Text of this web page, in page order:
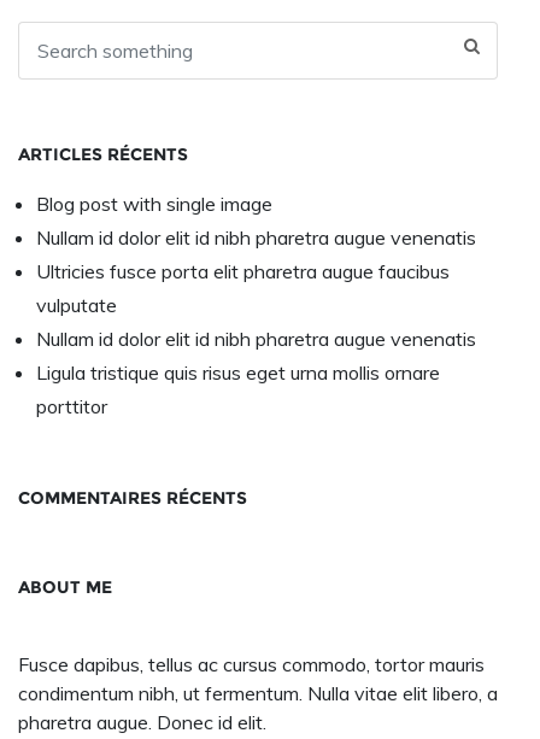
ARTICLES RÉCENTS
Blog post with single image
Nullam id dolor elit id nibh pharetra augue venenatis
Ultricies fusce porta elit pharetra augue faucibus
vulputate
Nullam id dolor elit id nibh pharetra augue venenatis
Ligula tristique quis risus eget urna mollis ornare
porttitor
COMMENTAIRES RÉCENTS
ABOUT ME
Fusce dapibus, tellus ac cursus commodo, tortor mauris
condimentum nibh, ut fermentum. Nulla vitae elit libero, a
pharetra augue. Donec id elit.